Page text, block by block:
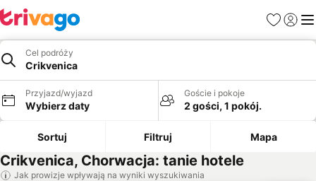
Ulubione
Cel podróży
Crikvenica
Przyjazd/wyjazd
Wybierz daty
Goście i pokoje
2 gości, 1 pokój.
Sortuj Filtruj Mapa
Crikvenica, Chorwacja: tanie hotele
Jak prowizje wpływają na wyniki wyszukiwania